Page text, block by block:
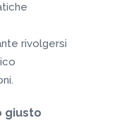
rivolgersi
giusto